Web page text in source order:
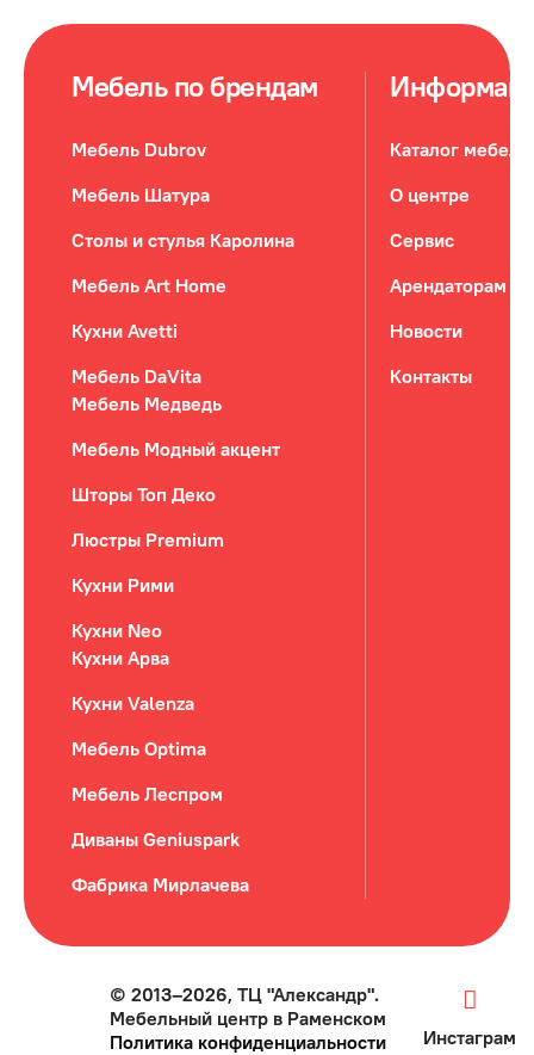
Мебель по брендам
Мебель Dubrov
Мебель Шатура
Столы и стулья Каролина
Мебель Art Home
Кухни Avetti
Мебель DaVita
Мебель Медведь
Мебель Модный акцент
Шторы Топ Деко
Люстры Premium
Кухни Рими
Кухни Neo
Кухни Арва
Кухни Valenza
Мебель Optima
Мебель Леспром
Диваны Geniuspark
Фабрика Мирлачева
Каталог мебели
О центре
Сервис
Арендаторам
Новости
Контакты
© 2013–2026, ТЦ "Александр".
Мебельный центр в Раменском
Политика конфиденциальности
Инстаграм